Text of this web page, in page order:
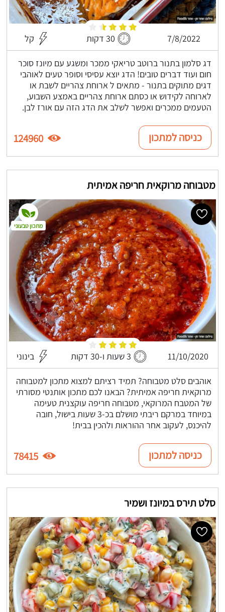
7/8/2022 30 דקות קל
דג סלמון בתנור ברוטב טריאקי ממכר ומשגע עם מיונז סוכר
חום ועוד דברים טובים! הדג יוצא עסיסי וסופר טעים לאוהבי
דגים מתוקים בתנור - מתאים ל ארוחת צהריים לשבת או
לארוחה לקידוש או כסתם ארוחת צהריים באמצע השבוע,
הטעמים ממכרים ואפשר לשלב את הדג הזה עם אורז לבן.
כניסה למתכון 124960
מטבוחה מרוקאית חריפה אמיתית
11/10/2020 3 שעות ו-30 דקות בינוני
אוהבים סלט מטבוחה? תמיד רציתם למצוא מתכון למטבוחה
מרוקאית חריפה אמיתית? הבאנו לכם מתכון אותנטי מסורתי
של המטבח המרוקאי, מטבוחה חריפה עוקצנית טעימה
במיוחד במרקם ריבתי מושלם בכ-3 שעות בישול, חובה
להיכנס, לעקוב אחר ההוראות ולהכין בבית!
מתכון טבעוני
כניסה למתכון 78415
סלט תירס במיונז ושמיר